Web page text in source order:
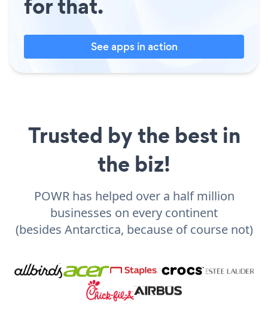
See apps in action
Trusted by the best in
the biz!
POWR has helped over a half million
businesses on every continent
(besides Antarctica, because of course not)